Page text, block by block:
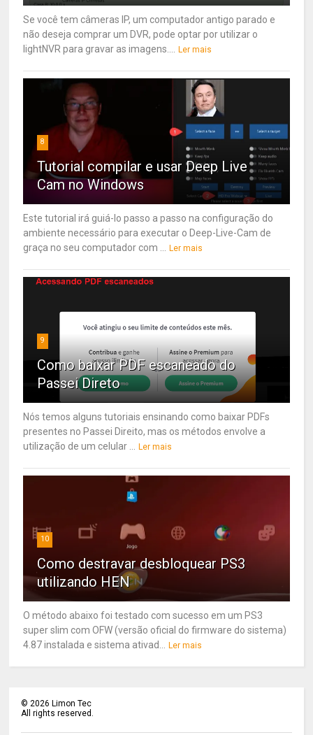
Se você tem câmeras IP, um computador antigo parado e
não deseja comprar um DVR, pode optar por utilizar o
lightNVR para gravar as imagens....
Ler mais
8
Tutorial compilar e usar Deep Live
Cam no Windows
Este tutorial irá guiá-lo passo a passo na configuração do
ambiente necessário para executar o Deep-Live-Cam de
graça no seu computador com ...
Ler mais
9
Como baixar PDF escaneado do
Passei Direto
Nós temos alguns tutoriais ensinando como baixar PDFs
presentes no Passei Direito, mas os métodos envolve a
utilização de um celular ...
Ler mais
10
Como destravar desbloquear PS3
utilizando HEN
O método abaixo foi testado com sucesso em um PS3
super slim com OFW (versão oficial do firmware do sistema)
4.87 instalada e sistema ativad...
Ler mais
©2026 Limon Tec
All rights reserved.